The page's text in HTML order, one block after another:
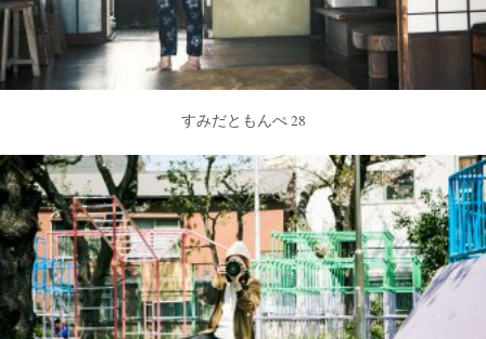
すみだともんぺ 28